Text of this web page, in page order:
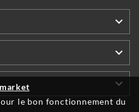
le bon fonctionnement du


